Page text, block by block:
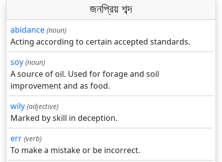
জনপ্রিয় শব্দ
abidance (noun)
Acting according to certain accepted standards.
soy (noun)
A source of oil. Used for forage and soil
improvement and as food.
wily (adjective)
Marked by skill in deception.
err (verb)
To make a mistake or be incorrect.